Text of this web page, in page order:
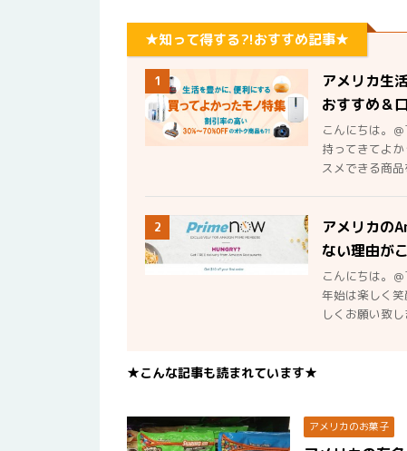
★知って得する?!おすすめ記事★
1
アメリカ生
おすすめ＆
こんにちは。
持ってきてよ
スメできる商
2
アメリカの
ない理由が
こんにちは。
年始は楽しく
しくお願い致
★こんな記事も読まれています★
アメリカのお菓子